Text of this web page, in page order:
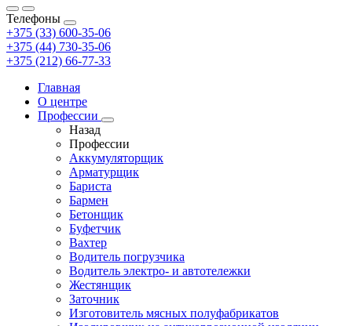
Телефоны
+375 (33) 600-35-06
+375 (44) 730-35-06
+375 (212) 66-77-33
Главная
О центре
Профессии
Назад
Профессии
Аккумуляторщик
Арматурщик
Бариста
Бармен
Бетонщик
Буфетчик
Вахтер
Водитель погрузчика
Водитель электро- и автотележки
Жестянщик
Заточник
Изготовитель мясных полуфабрикатов